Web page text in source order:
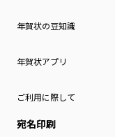
年賀状の豆知識
年賀状アプリ
ご利用に際して
宛名印刷